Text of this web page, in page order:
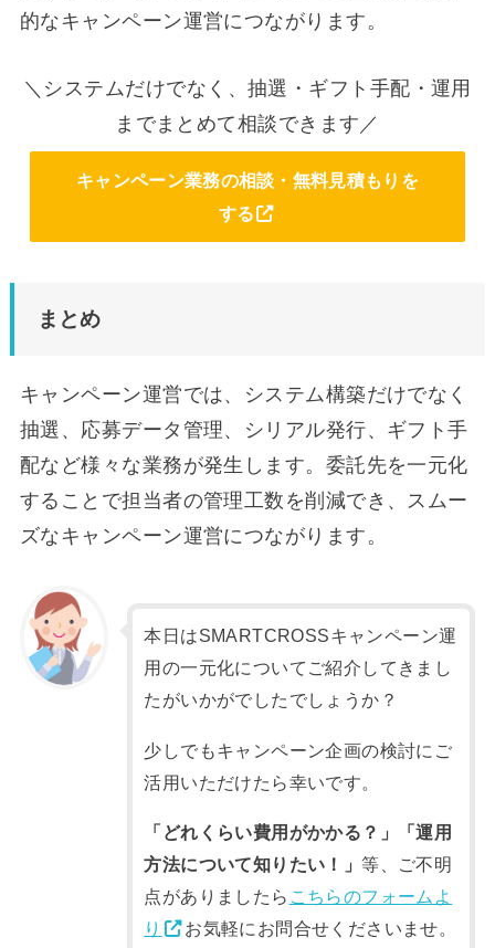
的なキャンペーン運営につながります。
＼システムだけでなく、抽選・ギフト手配・運用
までまとめて相談できます／
キャンペーン業務の相談・無料見積もりを
する
まとめ
キャンペーン運営では、システム構築だけでなく
抽選、応募データ管理、シリアル発行、ギフト手
配など様々な業務が発生します。委託先を一元化
することで担当者の管理工数を削減でき、スムー
ズなキャンペーン運営につながります。
本日はSMARTCROSSキャンペーン運
用の一元化についてご紹介してきまし
たがいかがでしたでしょうか？
少しでもキャンペーン企画の検討にご
活用いただけたら幸いです。
「どれくらい費用がかかる？」「運用
方法について知りたい！」等、ご不明
点がありましたら こちらのフォームよ
り
お気軽にお問合せくださいませ。